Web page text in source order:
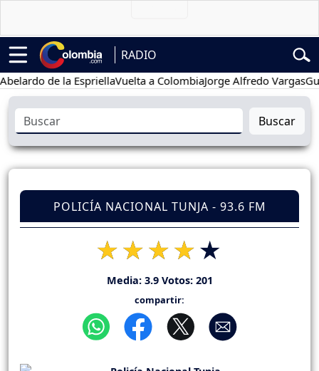
RADIO
de la EspriellaVuelta a ColombiaJorge Alfredo Vargas
Buscar
POLICÍA NACIONAL TUNJA - 93.6 FM
Media: 3.9Votos: 201
compartir: